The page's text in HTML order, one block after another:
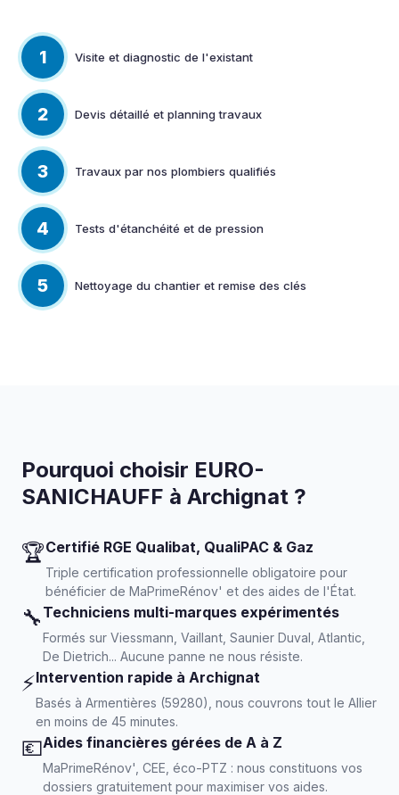
1 Visite et diagnostic de l'existant
2 Devis détaillé et planning travaux
3 Travaux par nos plombiers qualifiés
4 Tests d'étanchéité et de pression
5 Nettoyage du chantier et remise des clés
Pourquoi choisir EURO-
SANICHAUFF à Archignat ?
🏆Certifié RGE Qualibat, QualiPAC & Gaz
Triple certification professionnelle obligatoire pour
bénéficier de MaPrimeRénov' et des aides de l'État.
🔧 Techniciens multi-marques expérimentés
Formés sur Viessmann, Vaillant, Saunier Duval, Atlantic,
De Dietrich... Aucune panne ne nous résiste.
⚡Intervention rapide à Archignat
Basés à Armentières (59280), nous couvrons tout le Allier
en moins de 45 minutes.
💶Aides financières gérées de A à Z
MaPrimeRénov', CEE, éco-PTZ : nous constituons vos
dossiers gratuitement pour maximiser vos aides.